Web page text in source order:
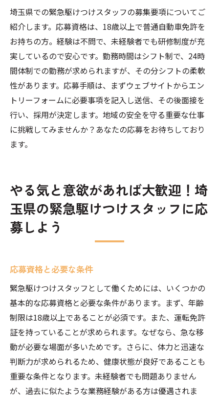
埼玉県での緊急駆けつけスタッフの募集要項についてご
紹介します。応募資格は、18歳以上で普通自動車免許を
お持ちの方。経験は不問で、未経験者でも研修制度が充
実しているので安心です。勤務時間はシフト制で、24時
間体制での勤務が求められますが、その分シフトの柔軟
性があります。応募手順は、まずウェブサイトからエン
トリーフォームに必要事項を記入し送信、その後面接を
行い、採用が決定します。地域の安全を守る重要な仕事
に挑戦してみませんか？あなたの応募をお待ちしており
ます。
やる気と意欲があれば大歓迎！埼
玉県の緊急駆けつけスタッフに応
募しよう
応募資格と必要な条件
緊急駆けつけスタッフとして働くためには、いくつかの
基本的な応募資格と必要な条件があります。まず、年齢
制限は18歳以上であることが必須です。また、運転免許
証を持っていることが求められます。なぜなら、急な移
動が必要な場面が多いためです。さらに、体力と迅速な
判断力が求められるため、健康状態が良好であることも
重要な条件となります。未経験者でも問題ありません
が、過去に似たような業務経験がある方は優遇されま